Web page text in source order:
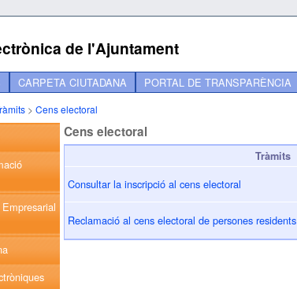
de l'Ajuntament
CARPETA CIUTADANA PORTAL DE TRANSPARÈNCIA
> Cens electoral
Cens electoral
Tràmits
Consultar la inscripció al cens electoral
Reclamació al cens electoral de persones residents